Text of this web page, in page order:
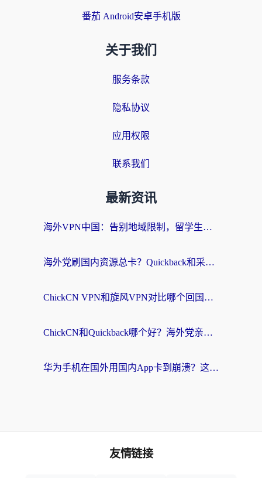
番茄 Android安卓手机版
关于我们
服务条款
隐私协议
应用权限
联系我们
最新资讯
海外VPN中国：告别地域限制，留学生与华人如何轻松刷国内剧、玩国服？
海外党刷国内资源总卡？Quickback和采集蜂好用吗？这篇指南帮你避坑
ChickCN VPN和旋风VPN对比哪个回国效果更好？海外党亲测实用指南
ChickCN和Quickback哪个好？海外党亲测回国加速器，轻松解锁国内资源（附避坑指南）
华为手机在国外用国内App卡到崩溃？这篇加速器指南帮你无缝刷剧打游戏
友情链接